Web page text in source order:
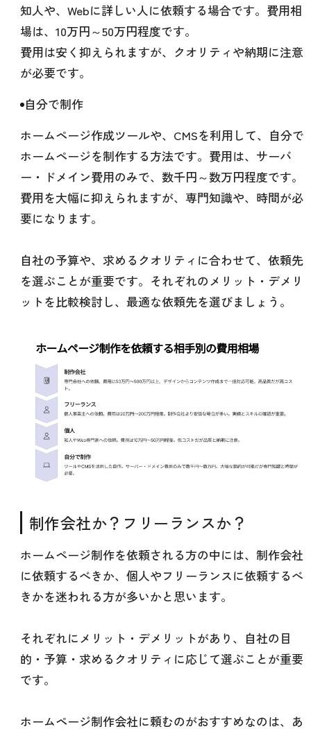
知人や、Webに詳しい人に依頼する場合です。費用相
場は、10万円～50万円程度です。
費用は安く抑えられますが、クオリティや納期に注意
が必要です。
自分で制作
ホームページ作成ツールや、CMSを利用して、自分で
ホームページを制作する方法です。費用は、サーバ
ー・ドメイン費用のみで、数千円～数万円程度です。
費用を大幅に抑えられますが、専門知識や、時間が必
要になります。
自社の予算や、求めるクオリティに合わせて、依頼先
を選ぶことが重要です。それぞれのメリット・デメリ
ットを比較検討し、最適な依頼先を選びましょう。
制作会社か？フリーランスか？
ホームページ制作を依頼される方の中には、制作会社
に依頼するべきか、個人やフリーランスに依頼するべ
きかを迷われる方が多いかと思います。
それぞれにメリット・デメリットがあり、自社の目
的・予算・求めるクオリティに応じて選ぶことが重要
です。
ホームページ制作会社に頼むのがおすすめなのは、あ